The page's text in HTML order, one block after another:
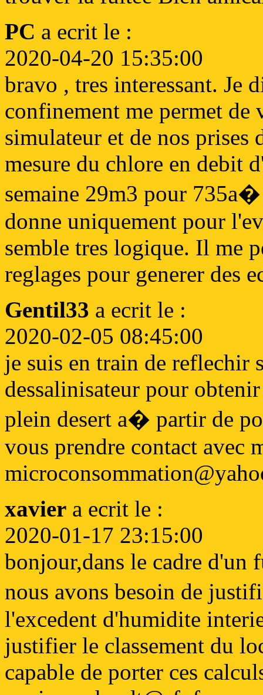
PC a ecrit le :
2020-04-20 15:35:00
bravo , tres interessant. Je
confinement me permet de
simulateur et de nos prises
mesure du chlore en debit
semaine 29m3 pour
donne uniquement pour
semble tres logique. Il me
reglages pour generer des
Gentil33 a ecrit le :
2020-02-05 08:45:00
je suis en train de reflechir
dessalinisateur pour
plein desert a� partir de
vous prendre contact avec
xavier a ecrit le :
2020-01-17 23:15:00
bonjour,dans le cadre d'un
nous avons besoin de
l'excedent d'humidite
justifier le classement du
capable de porter ces